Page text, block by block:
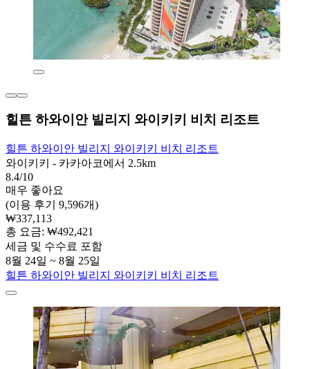
힐튼 하와이안 빌리지 와이키키 비치 리조트
힐튼 하와이안 빌리지 와이키키 비치 리조트
와이키키 - 카카아코에서 2.5km
8.4/10
매우 좋아요
(이용 후기 9,596개)
₩337,113
총 요금: ₩492,421
세금 및 수수료 포함
8월 24일 ~ 8월 25일
힐튼 하와이안 빌리지 와이키키 비치 리조트